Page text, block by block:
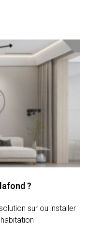
?
sur ou installer